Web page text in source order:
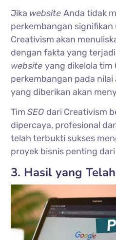
Jika websiteAnda tidak
perkembangan
Creativism akan
dengan fakta yang
websiteyang dikelola tim
perkembangan pada nilai
yang diberikan akan
TimSEO dari Creativism
dipercaya, profesional
telah terbukti sukses
proyek bisnis penting
3. Hasil yang